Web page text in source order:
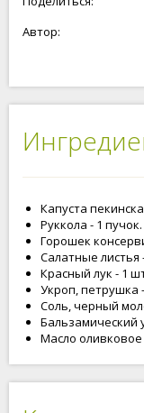
Автор:
Капуста
Руккола - 1 пучок.
Горошек
Салатные листья
Красный лук - 1
Укроп, петрушка
Соль, черный
Бальзамический
Масло оливковое